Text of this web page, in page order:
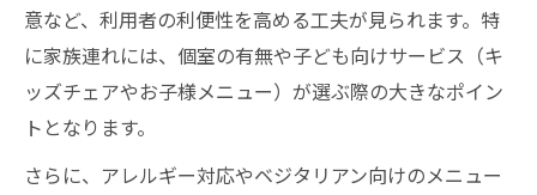
意など、利用者の利便性を高める工夫が見られます。特
に家族連れには、個室の有無や子ども向けサービス（キ
ッズチェアやお子様メニュー）が選ぶ際の大きなポイン
トとなります。
さらに、アレルギー対応やベジタリアン向けのメニュー